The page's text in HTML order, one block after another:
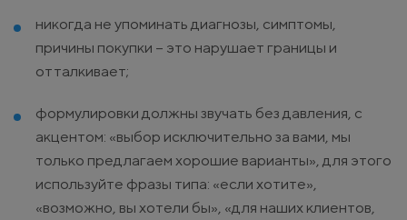
никогда не упоминать диагнозы, симптомы,
причины покупки – это нарушает границы и
отталкивает;
формулировки должны звучать без давления, с
акцентом: «выбор исключительно за вами, мы
только предлагаем хорошие варианты», для этого
используйте фразы типа: «если хотите»,
«возможно, вы хотели бы», «для наших клиентов,